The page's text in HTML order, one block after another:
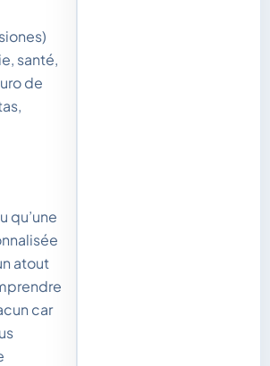
santé,
de
qu’une
atout
car